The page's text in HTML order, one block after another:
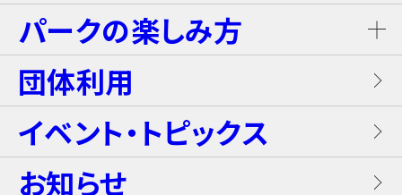
キャンディー・カート＜1Dayパス不要＞
ブラスター・バトルフィールド
ワイルド・カヌー
屋内キッズプール
レンタル席
フード
グランピングキャビン
プレミアテラス
メゾネットスイートヴィラ
岩盤浴（着衣サウナ）
お食事
ホテルブッフェ(朝食・夕食)
ALL DAY DINING GRANDISH
GLAMP BBQ
パークの楽しみ方
【団体向け！】労働組合ファミリー交流イベ
ントプラン
アクティブ・プラン
団体利用
イベント・トピックス
お知らせ